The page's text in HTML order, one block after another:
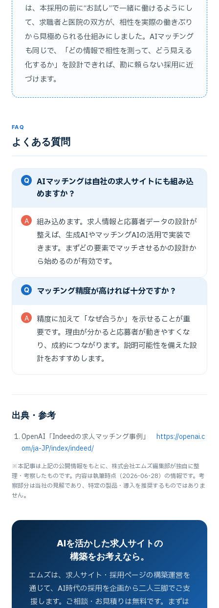
は、本採用の前に“お試し”で一緒に働けるようにし
て、求職者と医院の双方が、相性を実際の働きぶり
から見極められる仕組みにしました。AIマッチング
も同じで、「どの情報で相性を測って、どう見える
化するか」を設計できれば、勘に頼らない採用に近
づけます。
FAQ
よくある質問
AIマッチングは自社の求人サイトにも組み込
めますか？
組み込めます。求人情報と応募者データの設計が
整えば、生成AIやマッチングAIの活用で実装で
きます。まずどの要素でマッチさせるかの設計か
ら始めるのが有効です。
マッチング精度が高ければ十分ですか？
精度に加えて「なぜ合うか」を示せることが重
要です。理由が分かると応募者が動きやすくな
り、成約につながります。説明可能性を備えた設
計をおすすめします。
出典・参考
OpenAI「Indeedの求人マッチング事例」 https://openai.c
om/ja-JP/index/indeed/
※本記事は上記の公開情報をもとに、株式会社エムズ編集部が独自に整
理・考察したものです。内容は執筆時点（2026-06-28）の情報です。考
察部分は当社の見解であり、特定の製品・導入を推奨するものではありま
せん。
AIを活かした求人サイトの
構築をお考えなら。
エムズは、求人サイト・採用ページの構築運営を
通じて、AI時代の採用を企画から二人三脚でご支
援します。ご相談・お見積りは無料です。まずは